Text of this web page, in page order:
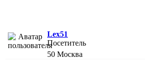
Lex51
Посетитель
50 Москва